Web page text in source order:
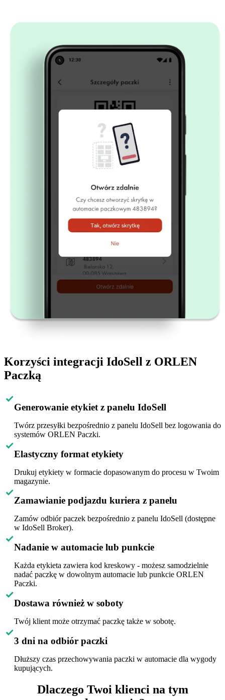
Korzyści integracji IdoSell z ORLEN
Paczką
Generowanie etykiet z panelu IdoSell
Twórz przesyłki bezpośrednio z panelu IdoSell bez logowania do
systemów ORLEN Paczki.
Elastyczny format etykiety
Drukuj etykiety w formacie dopasowanym do procesu w Twoim
magazynie.
Zamawianie podjazdu kuriera z panelu
Zamów odbiór paczek bezpośrednio z panelu IdoSell (dostępne
w IdoSell Broker).
Nadanie w automacie lub punkcie
Każda etykieta zawiera kod kreskowy - możesz samodzielnie
nadać paczkę w dowolnym automacie lub punkcie ORLEN
Paczki.
Dostawa również w soboty
Twój klient może otrzymać paczkę także w sobotę.
3 dni na odbiór paczki
Dłuższy czas przechowywania paczki w automacie dla wygody
kupujących.
Dlaczego Twoi klienci na tym